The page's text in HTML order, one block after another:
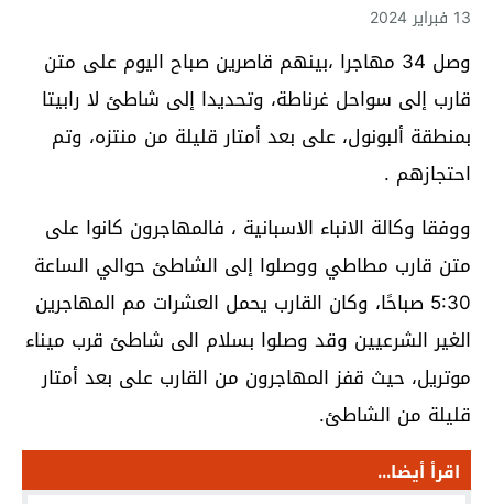
13 فبراير 2024
وصل 34 مهاجرا ،بينهم قاصرين صباح اليوم على متن
قارب إلى سواحل غرناطة، وتحديدا إلى شاطئ لا رابيتا
بمنطقة ألبونول، على بعد أمتار قليلة من منتزه، وتم
احتجازهم .
ووفقا وكالة الانباء الاسبانية ، فالمهاجرون كانوا على
متن قارب مطاطي ووصلوا إلى الشاطئ حوالي الساعة
5:30 صباحًا، وكان القارب يحمل العشرات مم المهاجرين
الغير الشرعيين وقد وصلوا بسلام الى شاطئ قرب ميناء
موتريل، حيث قفز المهاجرون من القارب على بعد أمتار
قليلة من الشاطئ.
اقرأ أيضا...